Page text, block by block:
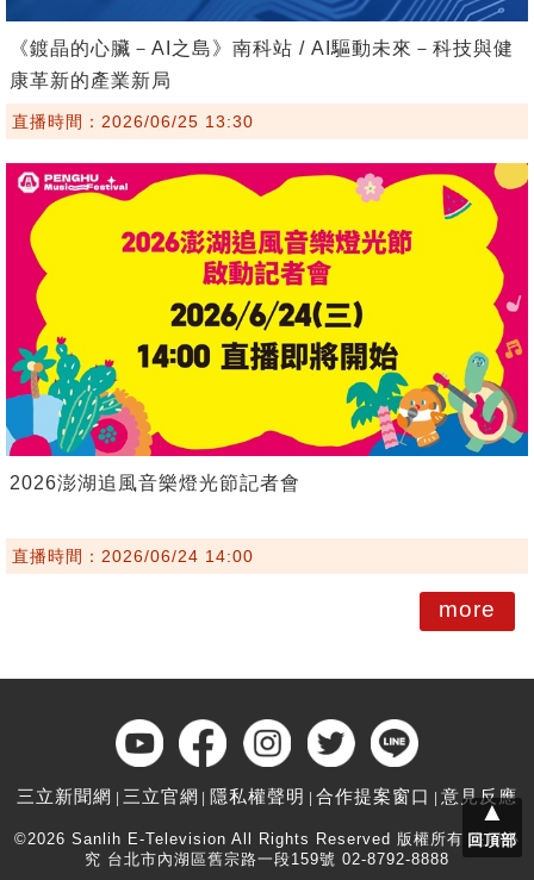
《鍍晶的心臟－AI之島》南科站 / AI驅動未來－科技與健
康革新的產業新局
直播時間：2026/06/25 13:30
2026澎湖追風音樂燈光節記者會
直播時間：2026/06/24 14:00
more
三立新聞網 三立官網 隱私權聲明 合作提案窗口 意見反應
©2026 Sanlih E-Television All Rights Reserved 版權所有 盜用必
究 台北市內湖區舊宗路一段159號 02-8792-8888
▲
回頂部